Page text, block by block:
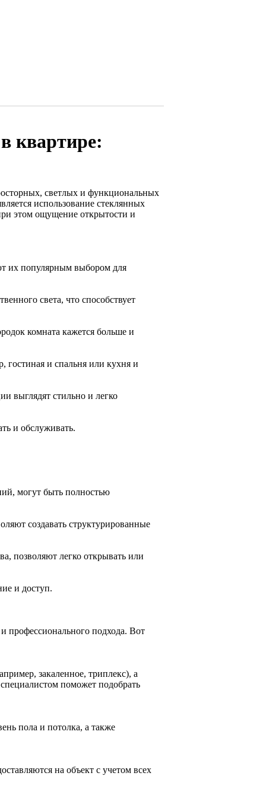
квартире:
светлых и функциональных
использование стеклянных
этом ощущение открытости и
их популярным выбором для
света, что способствует
комната кажется больше и
гостиная и спальня или кухня и
выглядят стильно и легко
и обслуживать.
могут быть полностью
создавать структурированные
позволяют легко открывать или
и доступ.
профессионального подхода. Вот
закаленное, триплекс), а
поможет подобрать
пола и потолка, а также
на объект с учетом всех